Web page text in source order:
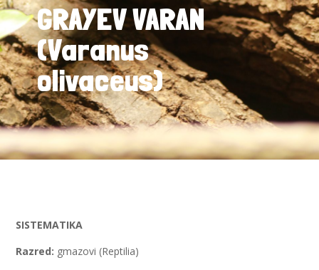
GRAYEV VARAN
(Varanus
olivaceus)
SISTEMATIKA
Razred: gmazovi (Reptilia)